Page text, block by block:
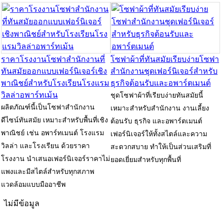
ราคาโรงงานโซฟาสำนักงานที่
ทันสมัยออกแบบเฟอร์นิเจอร์เชิง
พาณิชย์สำหรับโรงเรียนโรงแรม
วิลล่าอพาร์ทเม้น
ผลิตภัณฑ์นี้เป็นโซฟาสำนักงาน
ดีไซน์ทันสมัย ​​เหมาะสำหรับพื้นที่เชิง
พาณิชย์ เช่น อพาร์ทเมนต์ โรงแรม
วิลล่า และโรงเรียน ด้วยราคา
โรงงาน นำเสนอเฟอร์นิเจอร์ราคาไม่
แพงและมีสไตล์สำหรับทุกสภาพ
แวดล้อมแบบมืออาชีพ
โซฟาผ้าที่ทันสมัยเรียบง่ายโซฟา
สำนักงานชุดเฟอร์นิเจอร์สำหรับ
ธุรกิจต้อนรับและอพาร์ตเมนต์
ชุดโซฟาผ้าที่เรียบง่ายทันสมัยนี้
เหมาะสำหรับสำนักงาน งานเลี้ยง
ต้อนรับ ธุรกิจ และอพาร์ตเมนต์
เฟอร์นิเจอร์ให้ทั้งสไตล์และความ
สะดวกสบาย ทำให้เป็นส่วนเสริมที่
ยอดเยี่ยมสำหรับทุกพื้นที่
ไม่มีข้อมูล